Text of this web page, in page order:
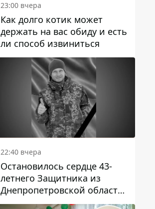
23:00 вчера
Как долго котик может
держать на вас обиду и есть
ли способ извиниться
22:40 вчера
Остановилось сердце 43-
летнего Защитника из
Днепропетровской области
Евгения Зинченко